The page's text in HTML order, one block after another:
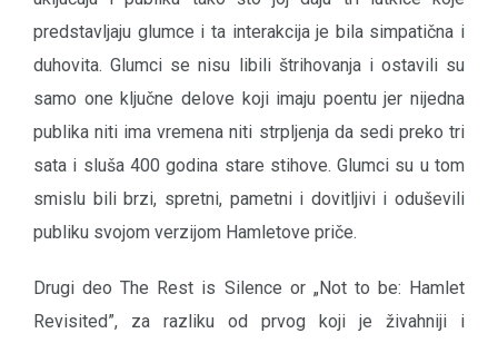
predstavljaju glumce i ta interakcija je bila simpatična i
duhovita. Glumci se nisu libili štrihovanja i ostavili su
samo one ključne delove koji imaju poentu jer nijedna
publika niti ima vremena niti strpljenja da sedi preko tri
sata i sluša 400 godina stare stihove. Glumci su u tom
smislu bili brzi, spretni, pametni i dovitljivi i oduševili
publiku svojom verzijom Hamletove priče.
Drugi deo The Rest is Silence or „Not to be: Hamlet
Revisited”, za razliku od prvog koji je živahniji i